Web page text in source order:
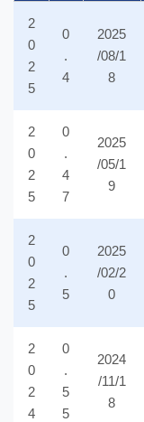
2
0
2
5
0
.
4
2025
/08/1
8
2
0
2
5
0
.
4
7
2025
/05/1
9
2
0
2
5
0
.
5
2025
/02/2
0
2
0
2
4
0
.
5
5
2024
/11/1
8